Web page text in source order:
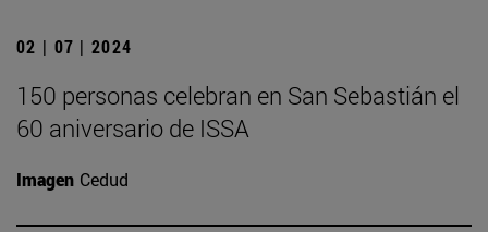
02 | 07 | 2024
150 personas celebran en San Sebastián el
60 aniversario de ISSA
Imagen Cedud